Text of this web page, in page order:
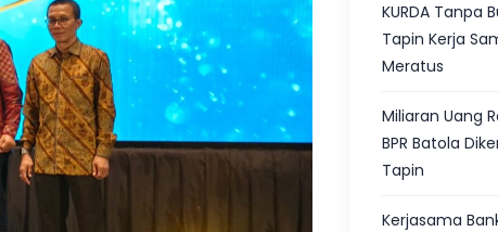
KURDA Tanpa
Tapin Kerja
Meratus
Miliaran Uang
BPR Batola
Tapin
Kerjasama